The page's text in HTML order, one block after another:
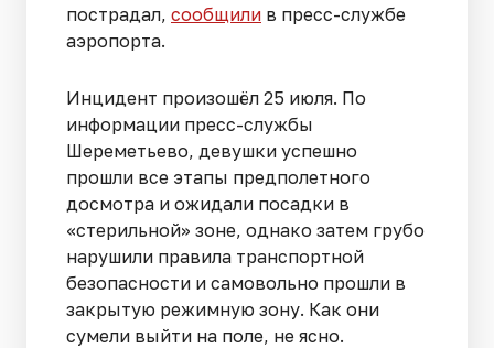
пострадал, сообщили в пресс-службе
аэропорта.
Инцидент произошёл 25 июля. По
информации пресс-службы
Шереметьево, девушки успешно
прошли все этапы предполетного
досмотра и ожидали посадки в
«стерильной» зоне, однако затем грубо
нарушили правила транспортной
безопасности и самовольно прошли в
закрытую режимную зону. Как они
сумели выйти на поле, не ясно.